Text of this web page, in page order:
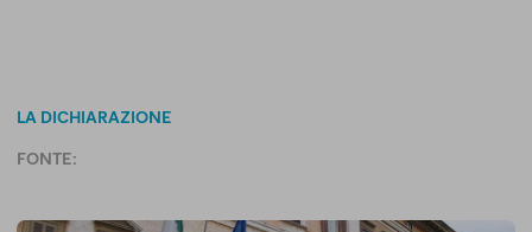
LA DICHIARAZIONE
FONTE: